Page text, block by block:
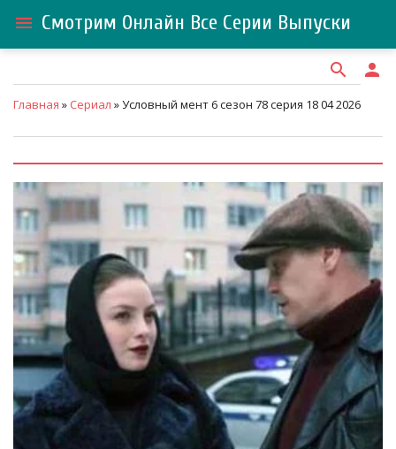
menu Смотрим Онлайн Все Серии Выпуски
search person
Главная » Сериал » Условный мент 6 сезон 78 серия 18 04 2026